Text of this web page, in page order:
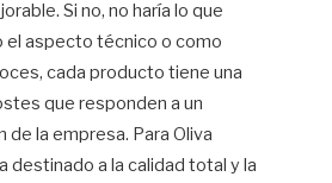
Si no, no haría lo que
el aspecto técnico o como
cada producto tiene una
que responden a un
de la empresa. Para Oliva
destinado a la calidad total y la